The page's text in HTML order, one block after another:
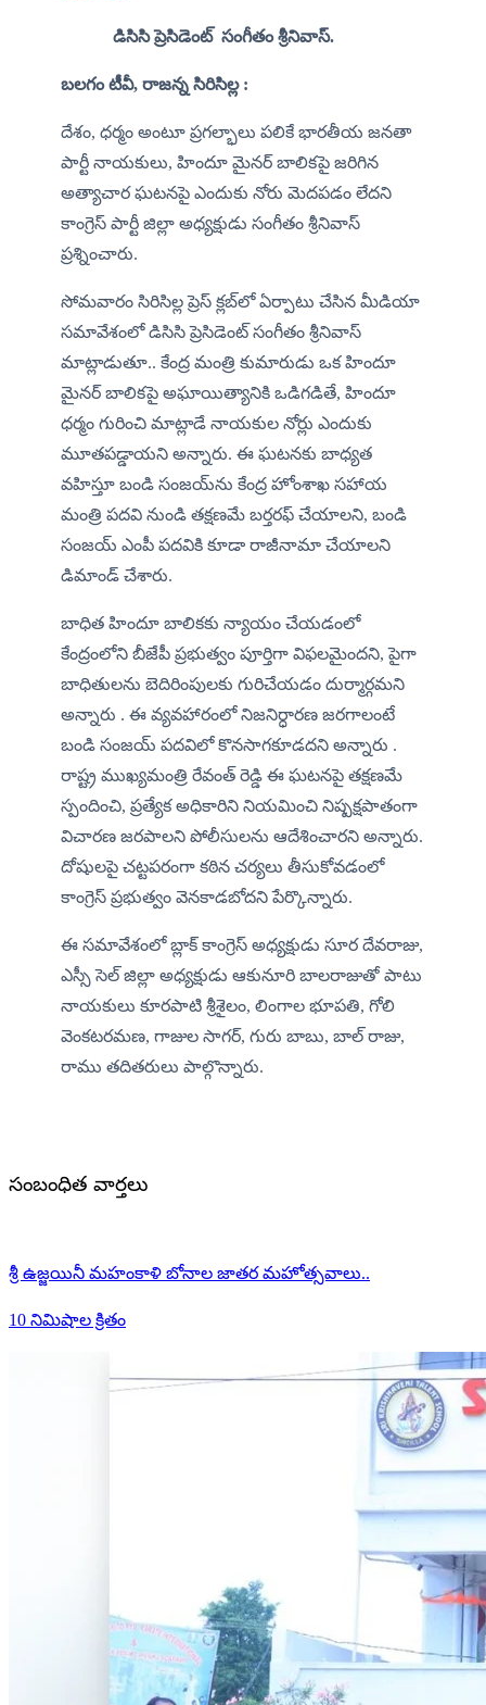
డిసిసి ప్రెసిడెంట్  సంగీతం శ్రీనివాస్.
బలగం టీవీ, రాజన్న సిరిసిల్ల :
దేశం, ధర్మం అంటూ ప్రగల్భాలు పలికే భారతీయ జనతా
పార్టీ నాయకులు, హిందూ మైనర్ బాలికపై జరిగిన
అత్యాచార ఘటనపై ఎందుకు నోరు మెదపడం లేదని
కాంగ్రెస్ పార్టీ జిల్లా అధ్యక్షుడు సంగీతం శ్రీనివాస్
ప్రశ్నించారు.
సోమవారం సిరిసిల్ల ప్రెస్ క్లబ్‌లో ఏర్పాటు చేసిన మీడియా
సమావేశంలో డిసిసి ప్రెసిడెంట్ సంగీతం శ్రీనివాస్
మాట్లాడుతూ.. కేంద్ర మంత్రి కుమారుడు ఒక హిందూ
మైనర్ బాలికపై అఘాయిత్యానికి ఒడిగడితే, హిందూ
ధర్మం గురించి మాట్లాడే నాయకుల నోర్లు ఎందుకు
మూతపడ్డాయని అన్నారు. ఈ ఘటనకు బాధ్యత
వహిస్తూ బండి సంజయ్‌ను కేంద్ర హోంశాఖ సహాయ
మంత్రి పదవి నుండి తక్షణమే బర్తరఫ్ చేయాలని, బండి
సంజయ్ ఎంపీ పదవికి కూడా రాజీనామా చేయాలని
డిమాండ్ చేశారు.
​బాధిత హిందూ బాలికకు న్యాయం చేయడంలో
కేంద్రంలోని బీజేపీ ప్రభుత్వం పూర్తిగా విఫలమైందని, పైగా
బాధితులను బెదిరింపులకు గురిచేయడం దుర్మార్గమని
అన్నారు . ఈ వ్యవహారంలో నిజనిర్ధారణ జరగాలంటే
బండి సంజయ్ పదవిలో కొనసాగకూడదని అన్నారు .
రాష్ట్ర ముఖ్యమంత్రి రేవంత్ రెడ్డి ఈ ఘటనపై తక్షణమే
స్పందించి, ప్రత్యేక అధికారిని నియమించి నిష్పక్షపాతంగా
విచారణ జరపాలని పోలీసులను ఆదేశించారని అన్నారు.
దోషులపై చట్టపరంగా కఠిన చర్యలు తీసుకోవడంలో
కాంగ్రెస్ ప్రభుత్వం వెనకాడబోదని పేర్కొన్నారు.
ఈ సమావేశంలో బ్లాక్ కాంగ్రెస్ అధ్యక్షుడు సూర దేవరాజు,
ఎస్సీ సెల్ జిల్లా అధ్యక్షుడు ఆకునూరి బాలరాజుతో పాటు
నాయకులు కూరపాటి శ్రీశైలం, లింగాల భూపతి, గోలి
వెంకటరమణ, గాజుల సాగర్, గురు బాబు, బాల్ రాజు,
రాము తదితరులు పాల్గొన్నారు.
సంబంధిత వార్తలు
శ్రీ ఉజ్జయినీ మహంకాళి బోనాల జాతర మహోత్సవాలు..
10 నిమిషాల క్రితం